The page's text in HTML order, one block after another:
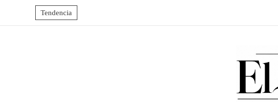
Tendencia